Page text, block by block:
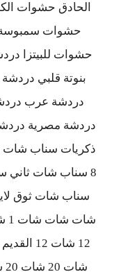
الحادق حشوات
حشوات
حشوات للبيتزا
بنوتة قلبي
دردشة عرب
دردشة مصرية
8 سناب شات ثاني
سناب شات ثوق